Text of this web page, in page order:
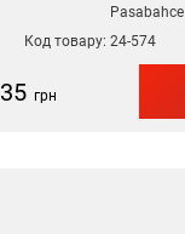
Pasabahce
Код товару: 24-574
35 грн